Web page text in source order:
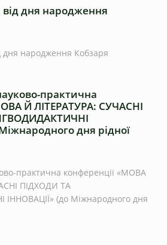
від дня народження
дня народження Кобзаря
практична
Й ЛІТЕРАТУРА: СУЧАСНІ
дня рідної
практична конференції «МОВА
ПІДХОДИ ТА
(до Міжнародного дня